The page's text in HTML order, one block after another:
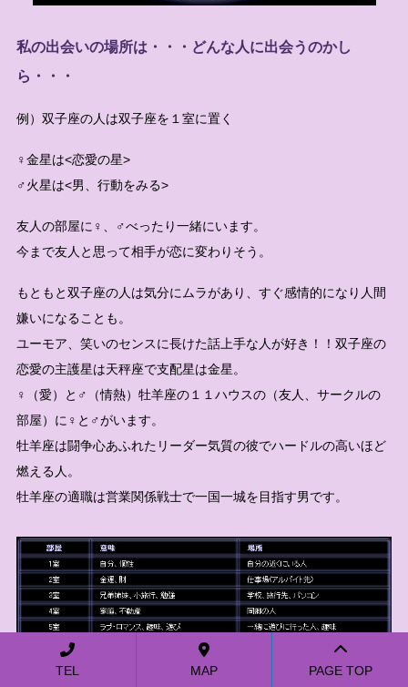
私の出会いの場所は・・・どんな人に出会うのかし
ら・・・
例）双子座の人は双子座を１室に置く
♀金星は<恋愛の星>
♂火星は<男、行動をみる>
友人の部屋に♀、♂べったり一緒にいます。
今まで友人と思って相手が恋に変わりそう。
もともと双子座の人は気分にムラがあり、すぐ感情的になり人間
嫌いになることも。
ユーモア、笑いのセンスに長けた話上手な人が好き！！双子座の
恋愛の主護星は天秤座で支配星は金星。
♀（愛）と♂（情熱）牡羊座の１１ハウスの（友人、サークルの
部屋）に♀と♂がいます。
牡羊座は闘争心あふれたリーダー気質の彼でハードルの高いほど
燃える人。
牡羊座の適職は営業関係戦士で一国一城を目指す男です。
TEL MAP PAGE TOP